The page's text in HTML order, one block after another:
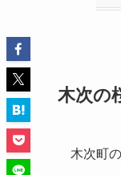
木次の
木次町